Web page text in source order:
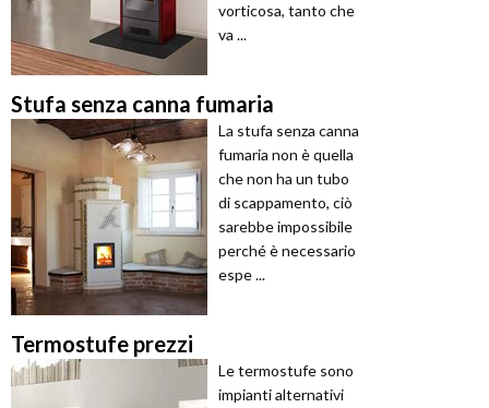
vorticosa, tanto che
va ...
Stufa senza canna fumaria
La stufa senza canna
fumaria non è quella
che non ha un tubo
di scappamento, ciò
sarebbe impossibile
perché è necessario
espe ...
Termostufe prezzi
Le termostufe sono
impianti alternativi